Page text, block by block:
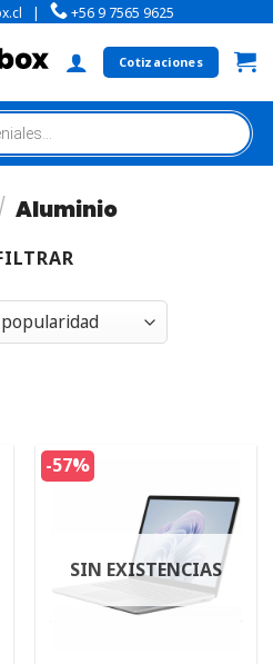
| +56 9 7565 9625
Cotizaciones
Aluminio
-57%
SIN EXISTENCIAS